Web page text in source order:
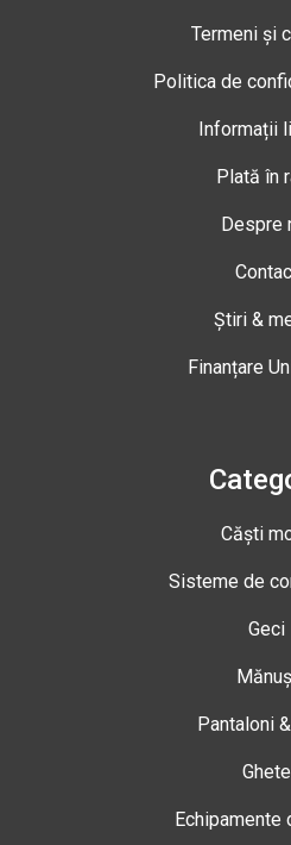
Termeni și
Politica de
Informații
Plată în
Despre
Știri &
Finanțare
Căști
Sisteme de
Geci
Pantaloni
Ghete
Echipamente